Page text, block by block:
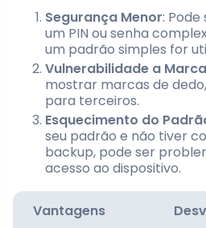
Segurança Menor:
um PIN ou senha
um padrão simples for
Vulnerabilidade a
mostrar marcas de
para terceiros.
Esquecimento do
seu padrão e não tiver
backup, pode ser
acesso ao dispositivo.
Vantagens